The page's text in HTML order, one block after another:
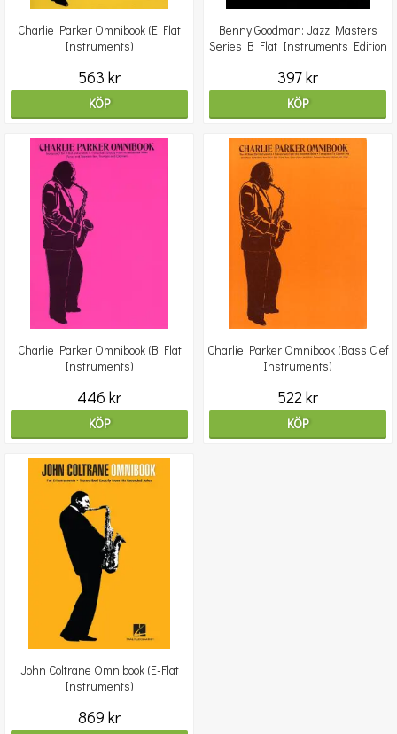
Charlie Parker Omnibook (E Flat
Instruments)
563 kr
KÖP
Benny Goodman: Jazz Masters
Series B Flat Instruments Edition
397 kr
KÖP
Charlie Parker Omnibook (B Flat
Instruments)
446 kr
KÖP
Charlie Parker Omnibook (Bass Clef
Instruments)
522 kr
KÖP
John Coltrane Omnibook (E-Flat
Instruments)
869 kr